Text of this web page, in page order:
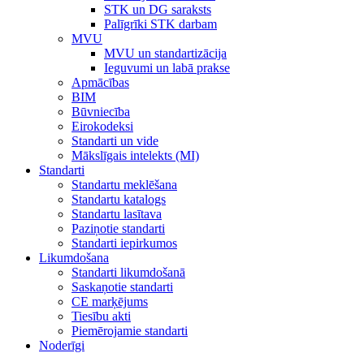
STK un DG saraksts
Palīgrīki STK darbam
MVU
MVU un standartizācija
Ieguvumi un labā prakse
Apmācības
BIM
Būvniecība
Eirokodeksi
Standarti un vide
Mākslīgais intelekts (MI)
Standarti
Standartu meklēšana
Standartu katalogs
Standartu lasītava
Paziņotie standarti
Standarti iepirkumos
Likumdošana
Standarti likumdošanā
Saskaņotie standarti
CE marķējums
Tiesību akti
Piemērojamie standarti
Noderīgi